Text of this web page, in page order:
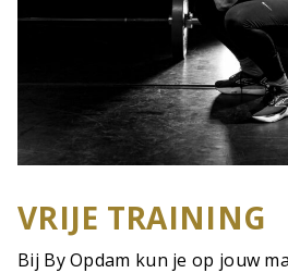
VRIJE TRAINING
Bij By Opdam kun je op jouw